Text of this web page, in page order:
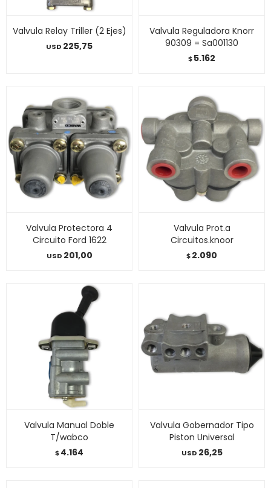
Valvula Relay Triller (2 Ejes)
USD 225,75
Valvula Reguladora Knorr
90309 = Sa001130
$5.162
Valvula Protectora 4
Circuito Ford 1622
USD 201,00
Valvula Prot.a
Circuitos.knoor
$2.090
Valvula Manual Doble
T/wabco
$4.164
Valvula Gobernador Tipo
Piston Universal
USD 26,25